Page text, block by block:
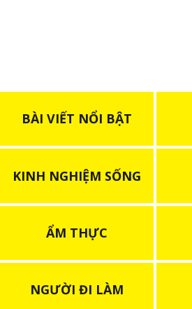
BÀI VIẾT NỔI BẬT
KINH NGHIỆM SỐNG
ẨM THỰC
NGƯỜI ĐI LÀM